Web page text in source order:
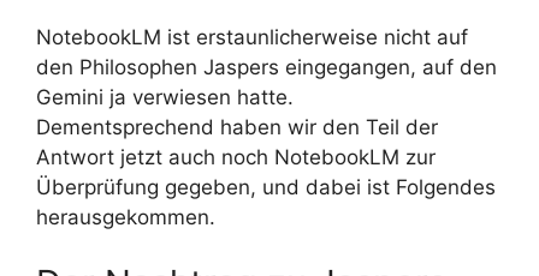
NotebookLM ist erstaunlicherweise nicht auf
den Philosophen Jaspers eingegangen, auf den
Gemini ja verwiesen hatte.
Dementsprechend haben wir den Teil der
Antwort jetzt auch noch NotebookLM zur
Überprüfung gegeben, und dabei ist Folgendes
herausgekommen.